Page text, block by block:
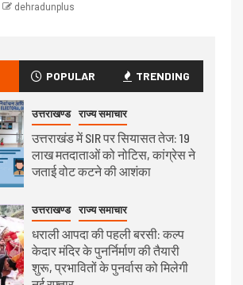
dehradunplus
POPULAR TRENDING
उत्तराखण्ड राज्य समाचार
उत्तराखंड में SIR पर सियासत तेज: 19
लाख मतदाताओं को नोटिस, कांग्रेस ने
जताई वोट कटने की आशंका
उत्तराखण्ड राज्य समाचार
धराली आपदा की पहली बरसी: कल्प
केदार मंदिर के पुनर्निर्माण की तैयारी
शुरू, प्रभावितों के पुनर्वास को मिलेगी